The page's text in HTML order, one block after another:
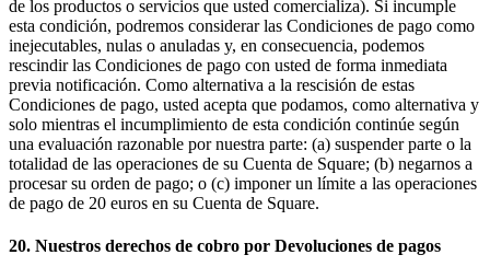
de los productos o servicios que usted comercializa). Si incumple
esta condición, podremos considerar las Condiciones de pago como
inejecutables, nulas o anuladas y, en consecuencia, podemos
rescindir las Condiciones de pago con usted de forma inmediata
previa notificación. Como alternativa a la rescisión de estas
Condiciones de pago, usted acepta que podamos, como alternativa y
solo mientras el incumplimiento de esta condición continúe según
una evaluación razonable por nuestra parte: (a) suspender parte o la
totalidad de las operaciones de su Cuenta de Square; (b) negarnos a
procesar su orden de pago; o (c) imponer un límite a las operaciones
de pago de 20 euros en su Cuenta de Square.
20. Nuestros derechos de cobro por Devoluciones de pagos